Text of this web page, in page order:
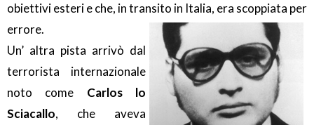
obiettivi esteri e che, in transito in Italia, era scoppiata per
errore.
Un’ altra pista arrivò dal
terrorista internazionale
noto come Carlos lo
Sciacallo, che aveva